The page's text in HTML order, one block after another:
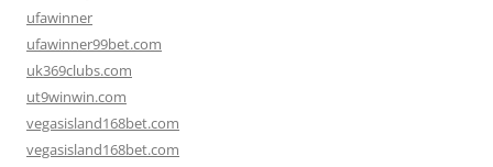
ufawinner
ufawinner99bet.com
uk369clubs.com
ut9winwin.com
vegasisland168bet.com
vegasisland168bet.com